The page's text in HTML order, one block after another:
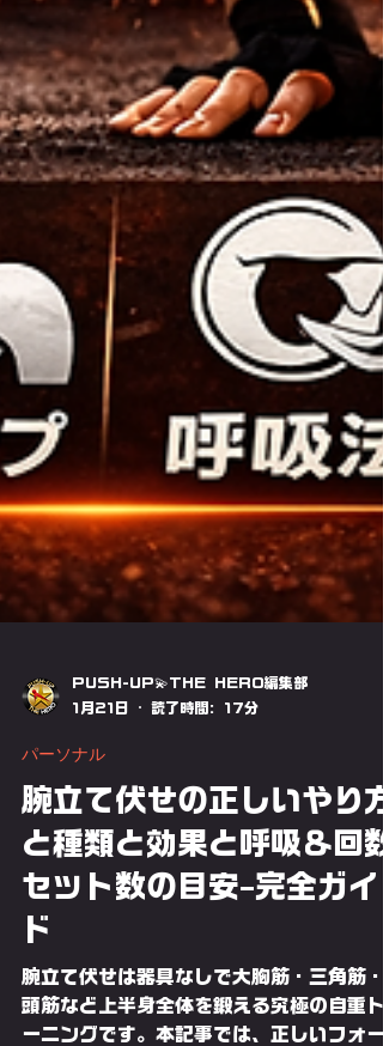
1月21日
読了時間: 17分
パーソナル
腕立て伏せの正しいやり方
と種類と効果と呼吸＆回数
セット数の目安–完全ガイ
ド